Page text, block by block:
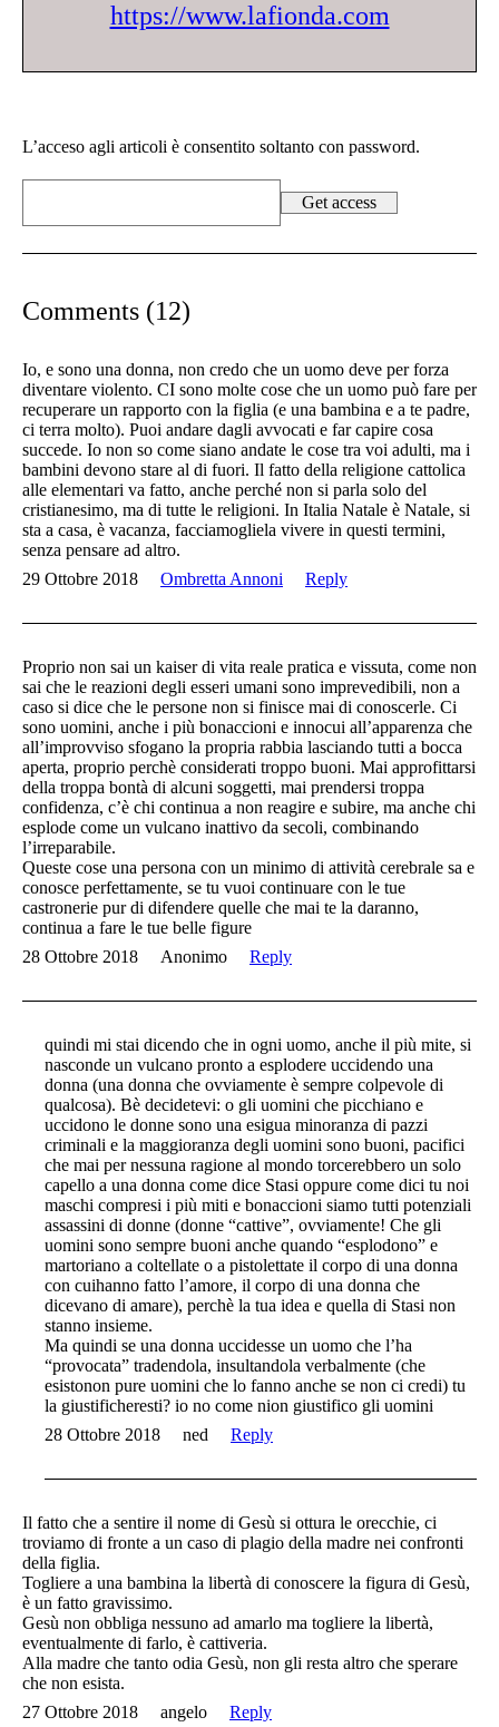
https://www.lafionda.com
L’acceso agli articoli è consentito soltanto con password.
Comments (12)
Io, e sono una donna, non credo che un uomo deve per forza
diventare violento. CI sono molte cose che un uomo può fare per
recuperare un rapporto con la figlia (e una bambina e a te padre,
ci terra molto). Puoi andare dagli avvocati e far capire cosa
succede. Io non so come siano andate le cose tra voi adulti, ma i
bambini devono stare al di fuori. Il fatto della religione cattolica
alle elementari va fatto, anche perché non si parla solo del
cristianesimo, ma di tutte le religioni. In Italia Natale è Natale, si
sta a casa, è vacanza, facciamogliela vivere in questi termini,
senza pensare ad altro.
29 Ottobre 2018
Ombretta Annoni Reply
Proprio non sai un kaiser di vita reale pratica e vissuta, come non
sai che le reazioni degli esseri umani sono imprevedibili, non a
caso si dice che le persone non si finisce mai di conoscerle. Ci
sono uomini, anche i più bonaccioni e innocui all’apparenza che
all’improvviso sfogano la propria rabbia lasciando tutti a bocca
aperta, proprio perchè considerati troppo buoni. Mai approfittarsi
della troppa bontà di alcuni soggetti, mai prendersi troppa
confidenza, c’è chi continua a non reagire e subire, ma anche chi
esplode come un vulcano inattivo da secoli, combinando
l’irreparabile.
Queste cose una persona con un minimo di attività cerebrale sa e
conosce perfettamente, se tu vuoi continuare con le tue
castronerie pur di difendere quelle che mai te la daranno,
continua a fare le tue belle figure
28 Ottobre 2018
Anonimo Reply
quindi mi stai dicendo che in ogni uomo, anche il più mite, si
nasconde un vulcano pronto a esplodere uccidendo una
donna (una donna che ovviamente è sempre colpevole di
qualcosa). Bè decidetevi: o gli uomini che picchiano e
uccidono le donne sono una esigua minoranza di pazzi
criminali e la maggioranza degli uomini sono buoni, pacifici
che mai per nessuna ragione al mondo torcerebbero un solo
capello a una donna come dice Stasi oppure come dici tu noi
maschi compresi i più miti e bonaccioni siamo tutti potenziali
assassini di donne (donne “cattive”, ovviamente! Che gli
uomini sono sempre buoni anche quando “esplodono” e
martoriano a coltellate o a pistolettate il corpo di una donna
con cuihanno fatto l’amore, il corpo di una donna che
dicevano di amare), perchè la tua idea e quella di Stasi non
stanno insieme.
Ma quindi se una donna uccidesse un uomo che l’ha
“provocata” tradendola, insultandola verbalmente (che
esistonon pure uomini che lo fanno anche se non ci credi) tu
la giustificheresti? io no come nion giustifico gli uomini
28 Ottobre 2018
ned Reply
Il fatto che a sentire il nome di Gesù si ottura le orecchie, ci
troviamo di fronte a un caso di plagio della madre nei confronti
della figlia.
Togliere a una bambina la libertà di conoscere la figura di Gesù,
è un fatto gravissimo.
Gesù non obbliga nessuno ad amarlo ma togliere la libertà,
eventualmente di farlo, è cattiveria.
Alla madre che tanto odia Gesù, non gli resta altro che sperare
che non esista.
27 Ottobre 2018
angelo Reply